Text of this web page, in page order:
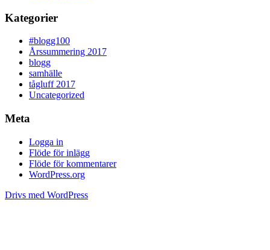
Kategorier
#blogg100
Årssummering 2017
blogg
samhälle
tågluff 2017
Uncategorized
Meta
Logga in
Flöde för inlägg
Flöde för kommentarer
WordPress.org
Drivs med WordPress